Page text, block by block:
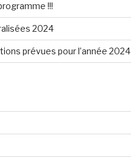
!!!
2024
prévues pour l’année 2024